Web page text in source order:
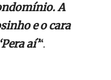
A
e o cara
aí’“.